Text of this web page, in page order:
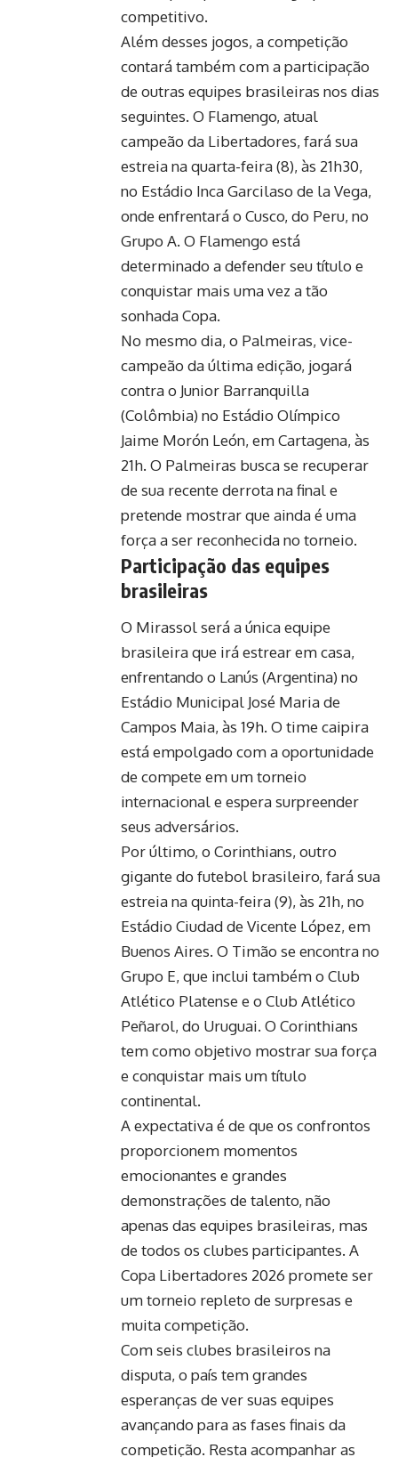
competitivo.
Além desses jogos, a competição
contará também com a participação
de outras equipes brasileiras nos dias
seguintes. O Flamengo, atual
campeão da Libertadores, fará sua
estreia na quarta-feira (8), às 21h30,
no Estádio Inca Garcilaso de la Vega,
onde enfrentará o Cusco, do Peru, no
Grupo A. O Flamengo está
determinado a defender seu título e
conquistar mais uma vez a tão
sonhada Copa.
No mesmo dia, o Palmeiras, vice-
campeão da última edição, jogará
contra o Junior Barranquilla
(Colômbia) no Estádio Olímpico
Jaime Morón León, em Cartagena, às
21h. O Palmeiras busca se recuperar
de sua recente derrota na final e
pretende mostrar que ainda é uma
força a ser reconhecida no torneio.
Participação das equipes
brasileiras
O Mirassol será a única equipe
brasileira que irá estrear em casa,
enfrentando o Lanús (Argentina) no
Estádio Municipal José Maria de
Campos Maia, às 19h. O time caipira
está empolgado com a oportunidade
de compete em um torneio
internacional e espera surpreender
seus adversários.
Por último, o Corinthians, outro
gigante do futebol brasileiro, fará sua
estreia na quinta-feira (9), às 21h, no
Estádio Ciudad de Vicente López, em
Buenos Aires. O Timão se encontra no
Grupo E, que inclui também o Club
Atlético Platense e o Club Atlético
Peñarol, do Uruguai. O Corinthians
tem como objetivo mostrar sua força
e conquistar mais um título
continental.
A expectativa é de que os confrontos
proporcionem momentos
emocionantes e grandes
demonstrações de talento, não
apenas das equipes brasileiras, mas
de todos os clubes participantes. A
Copa Libertadores 2026 promete ser
um torneio repleto de surpresas e
muita competição.
Com seis clubes brasileiros na
disputa, o país tem grandes
esperanças de ver suas equipes
avançando para as fases finais da
competição. Resta acompanhar as